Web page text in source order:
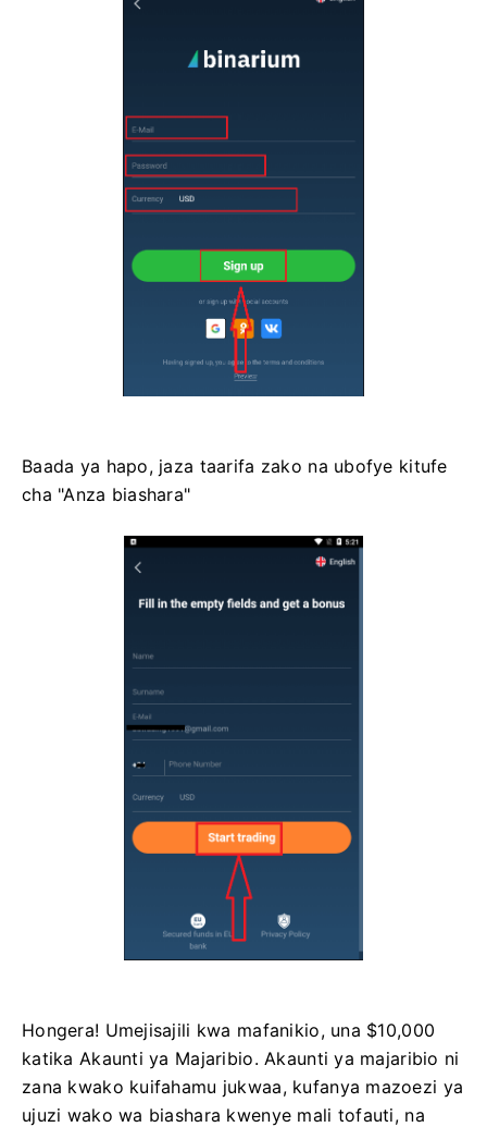
Baada ya hapo, jaza taarifa zako na ubofye kitufe
cha "Anza biashara"
Hongera! Umejisajili kwa mafanikio, una $10,000
katika Akaunti ya Majaribio. Akaunti ya majaribio ni
zana kwako kuifahamu jukwaa, kufanya mazoezi ya
ujuzi wako wa biashara kwenye mali tofauti, na